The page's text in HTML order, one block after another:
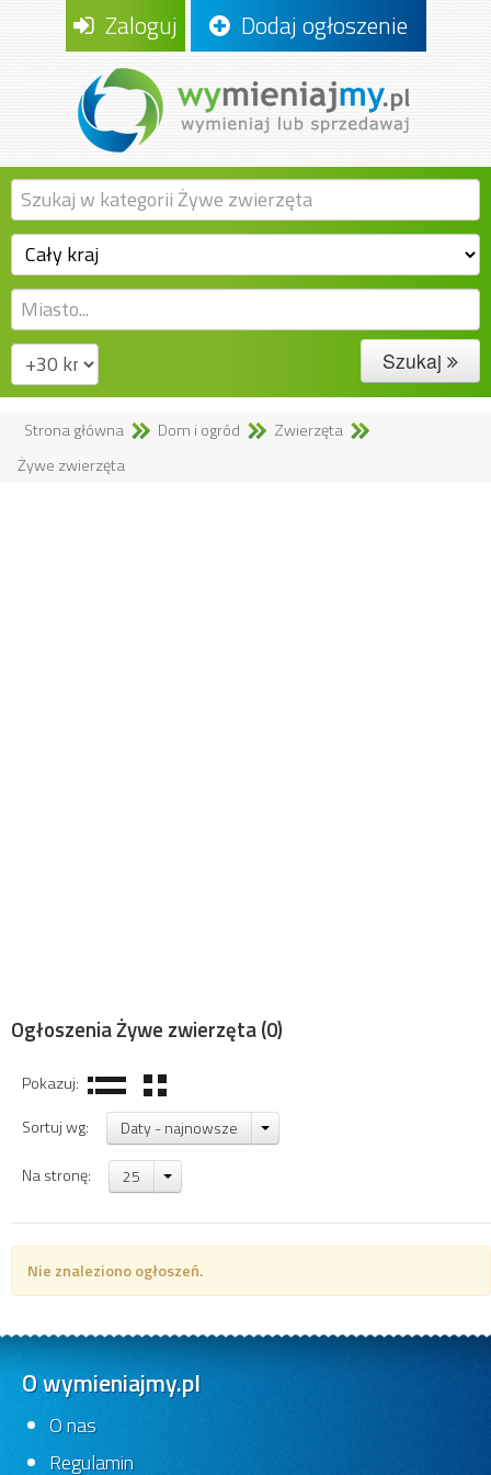
Zaloguj Dodaj ogłoszenie
Szukaj
Strona główna Dom i ogród
Zwierzęta
Żywe zwierzęta
Ogłoszenia Żywe zwierzęta(0)
Pokazuj:
Sortuj wg:
Daty - najnowsze
Na stronę: 25
Nie znaleziono ogłoszeń.
O wymieniajmy.pl
O nas
Regulamin